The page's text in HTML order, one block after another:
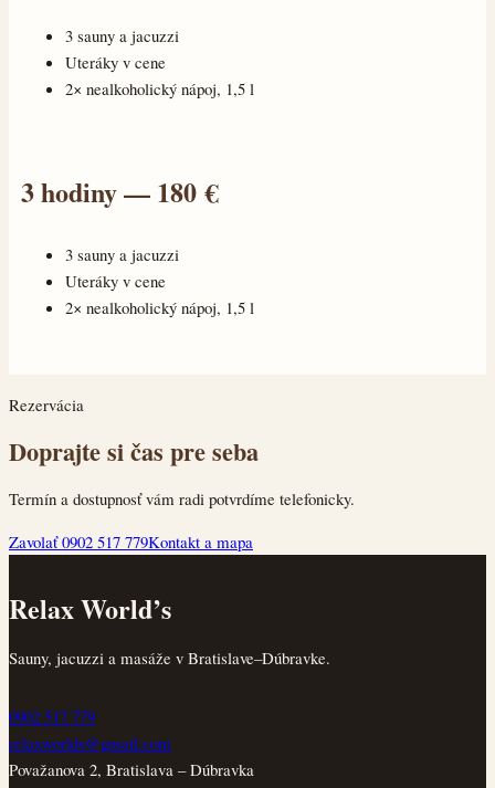
3 sauny a jacuzzi
Uteráky v cene
2× nealkoholický nápoj, 1,5 l
3 hodiny — 180 €
3 sauny a jacuzzi
Uteráky v cene
2× nealkoholický nápoj, 1,5 l
Rezervácia
Doprajte si čas pre seba
Termín a dostupnosť vám radi potvrdíme telefonicky.
Zavolať 0902 517 779Kontakt a mapa
Relax World’s
Sauny, jacuzzi a masáže v Bratislave–Dúbravke.
0902 517 779
relaxworlds@gmail.com
Považanova 2, Bratislava – Dúbravka